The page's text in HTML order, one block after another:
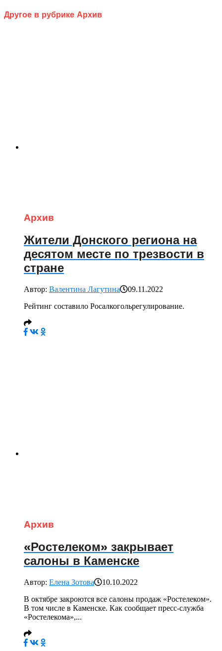
Другое в рубрике Архив
Архив
Жители Донского региона на
десятом месте по трезвости в
стране
Автор: Валентина Лагутина
09.11.2022
Рейтинг составило Росалкогольрегулирование.
Архив
«Ростелеком» закрывает
салоны в Каменске
Автор: Елена Зотова
10.10.2022
В октябре закроются все салоны продаж «Ростелеком».
В том числе в Каменске. Как сообщает пресс-служба
«Ростелекома»,...